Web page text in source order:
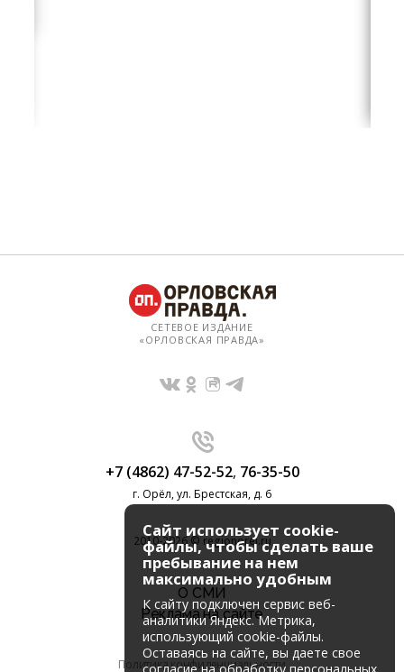
СЕТЕВОЕ ИЗДАНИЕ
«ОРЛОВСКАЯ ПРАВДА»
+7 (4862) 47-52-52, 76-35-50
г. Орёл, ул. Брестская, д. 6
2010-2026 © regionorel.ru
О СМИ
Реклама на сайте
Политика конфиденциальности
Сайт использует cookie-
файлы, чтобы сделать ваше
пребывание на нем
максимально удобным
К cайту подключен сервис веб-
аналитики Яндекс. Метрика,
использующий cookie-файлы.
Оставаясь на сайте, вы даете свое